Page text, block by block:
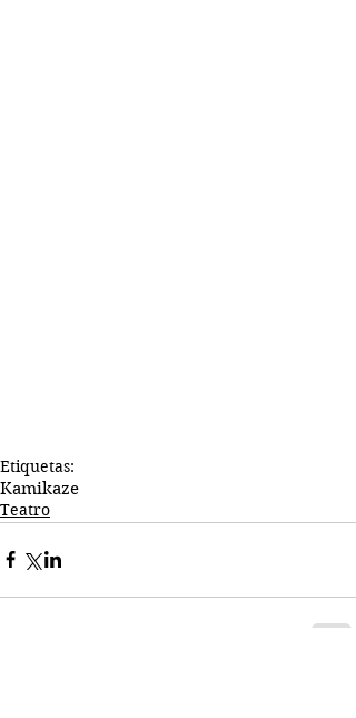
Etiquetas:
Kamikaze
Teatro